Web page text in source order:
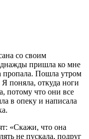
со своим
пришла ко мне
пропала. Пошла утром
поняла, откуда ноги
потому что они все
в опеку и написала
«Скажи, что она
не пускала, подруг